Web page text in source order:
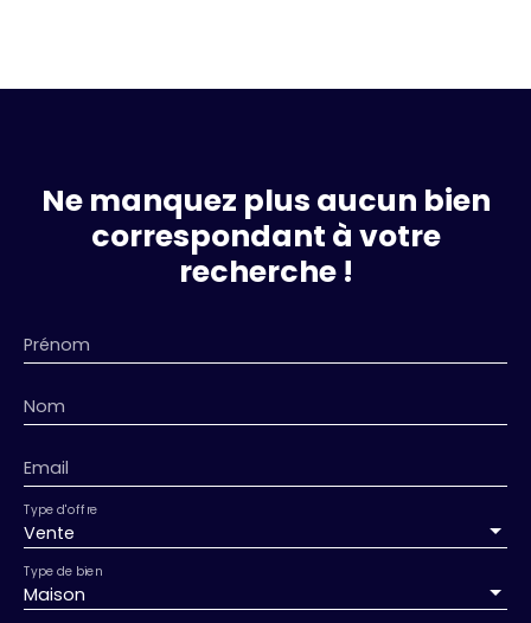
Ne manquez plus aucun bien
correspondant à votre
recherche !
Prénom
Nom
Email
Vente
Type d'offre
Maison
Type de bien